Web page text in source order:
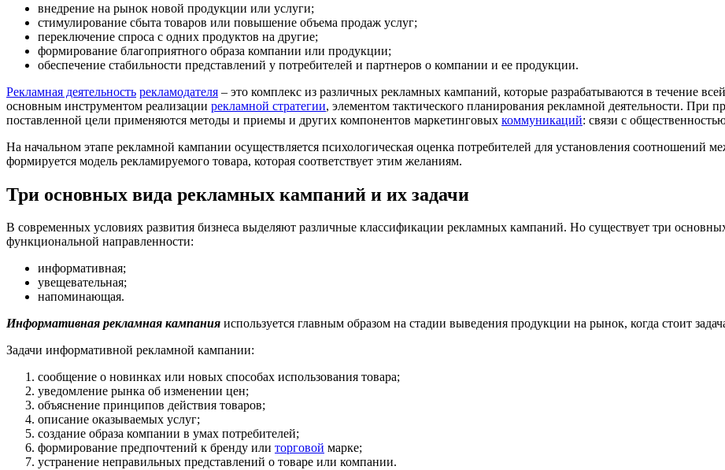
внедрение на рынок новой продукции или услуги;
стимулирование сбыта товаров или повышение объема продаж услуг;
переключение спроса с одних продуктов на другие;
формирование благоприятного образа компании или продукции;
обеспечение стабильности представлений у потребителей и партнеров о компании и ее продукции.
Рекламная деятельность рекламодателя – это комплекс из различных рекламных кампаний, которые разрабатываются в течение
основным инструментом реализации рекламной стратегии, элементом тактического планирования рекламной деятельности. При
поставленной цели применяются методы и приемы и других компонентов маркетинговых коммуникаций: связи с
На начальном этапе рекламной кампании осуществляется психологическая оценка потребителей для установления соотношений
формируется модель рекламируемого товара, которая соответствует этим желаниям.
Три основных вида рекламных кампаний и их задачи
В современных условиях развития бизнеса выделяют различные классификации рекламных кампаний. Но существует три
функциональной направленности:
информативная;
увещевательная;
напоминающая.
Информативная рекламная кампания используется главным образом на стадии выведения продукции на рынок, когда стоит
Задачи информативной рекламной кампании:
сообщение о новинках или новых способах использования товара;
уведомление рынка об изменении цен;
объяснение принципов действия товаров;
описание оказываемых услуг;
создание образа компании в умах потребителей;
формирование предпочтений к бренду или торговой марке;
устранение неправильных представлений о товаре или компании.